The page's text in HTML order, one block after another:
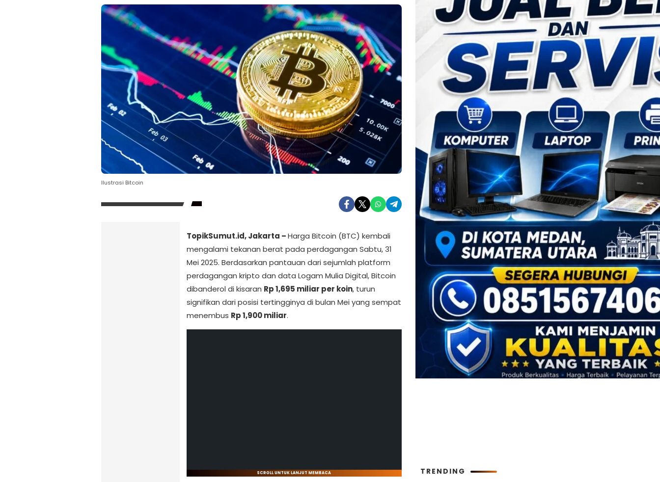
Ilustrasi Bitcoin
TopikSumut.id, Jakarta –Harga Bitcoin (BTC) kembali
mengalami tekanan berat pada perdagangan Sabtu, 31
Mei 2025. Berdasarkan pantauan dari sejumlah platform
perdagangan kripto dan data Logam Mulia Digital, Bitcoin
dibanderol di kisaran Rp 1,695 miliar per koin, turun
signifikan dari posisi tertingginya di bulan Mei yang sempat
menembus Rp 1,900 miliar.
SCROLL UNTUK LANJUT MEMBACA TRENDING